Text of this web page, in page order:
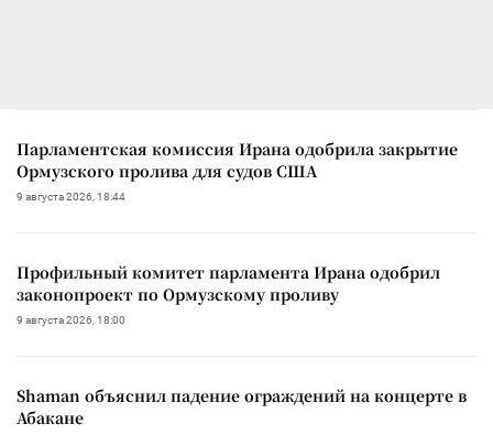
Парламентская комиссия Ирана одобрила закрытие
Ормузского пролива для судов США
9 августа 2026, 18:44
Профильный комитет парламента Ирана одобрил
законопроект по Ормузскому проливу
9 августа 2026, 18:00
Shaman объяснил падение ограждений на концерте в
Абакане